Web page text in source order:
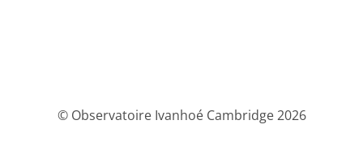
© Observatoire Ivanhoé Cambridge 2026